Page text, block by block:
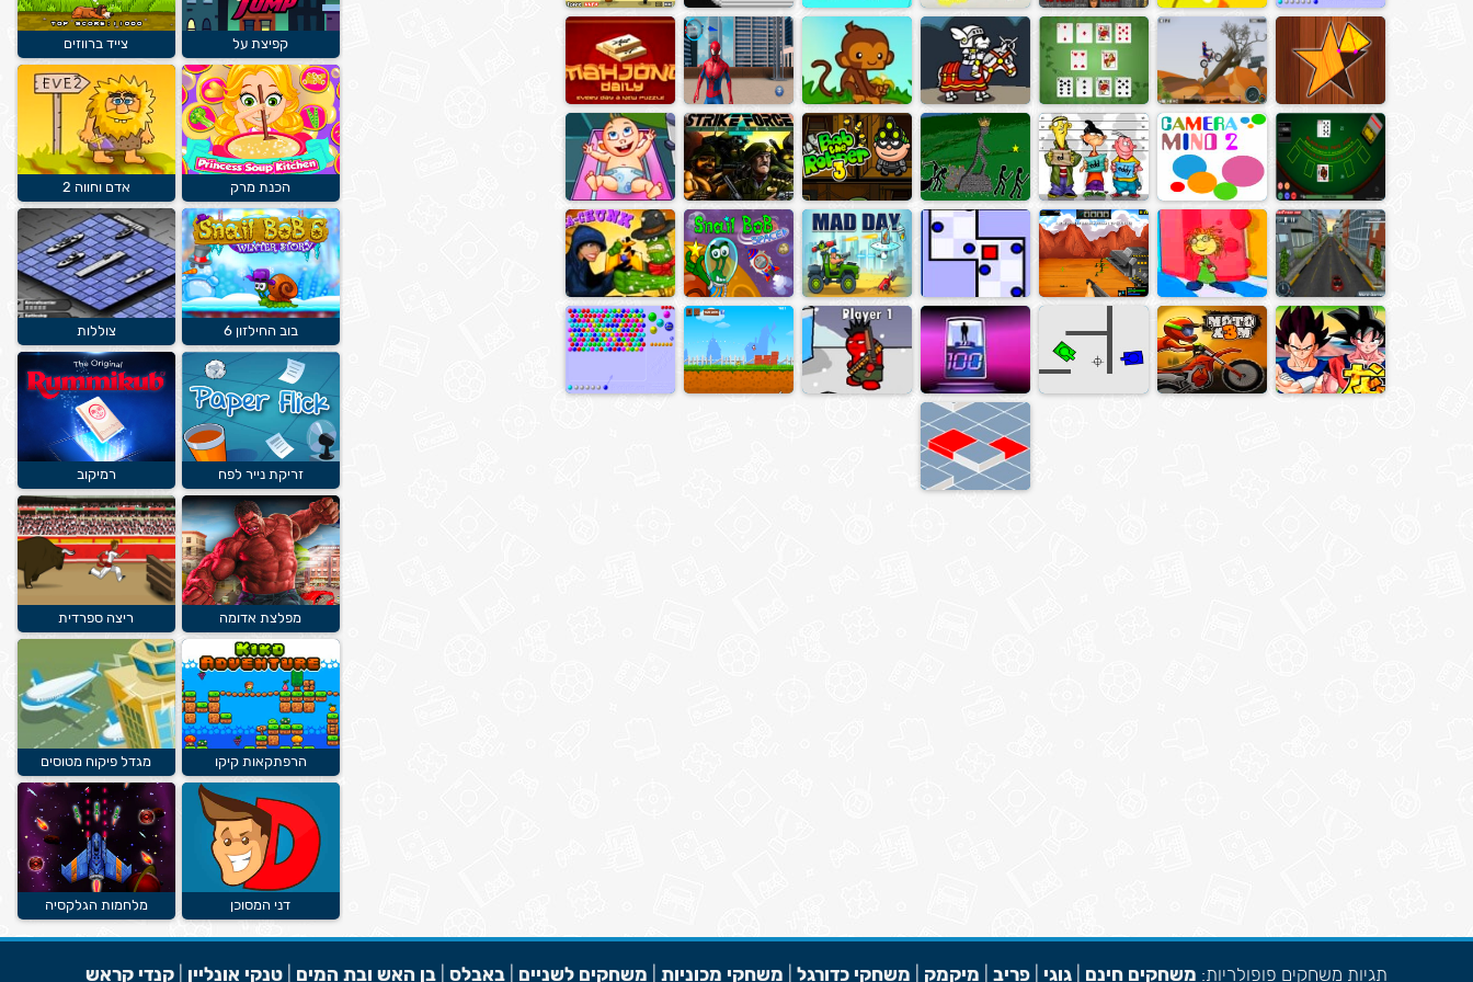
קפיצת על צייד ברווזים
הכנת מרק אדם וחווה 2
בוב החילזון 6 צוללות
זריקת נייר לפח רמיקוב
מפלצת אדומה ריצה ספרדית
הרפתקאות קיקו מגדל פיקוח מטוסים
דני המסוכן מלחמות הגלקסיה
תגיות משחקים פופולריות: משחקים חינם גוגי פריב מיקמק משחקי כדורגל משחקי מכוניות משחקים לשניים באבלס בן האש ובת המים טנקי אונליין קנדי קראש